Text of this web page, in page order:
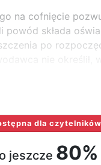
na cofnięcie
powód składa
po
dla
jeszcze 80%